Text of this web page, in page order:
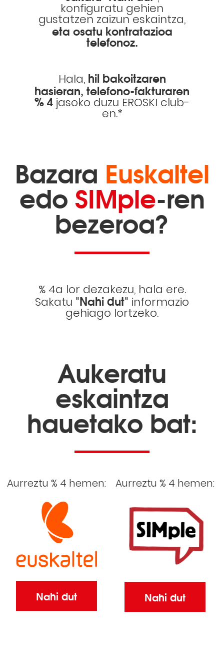
konfiguratu gehien
gustatzen zaizun eskaintza,
eta osatu kontratazioa
telefonoz.
Hala, hil bakoitzaren
hasieran, telefono-fakturaren
% 4 jasoko duzu EROSKI club-
en.*
Bazara Euskaltel
edoSIMple-ren
bezeroa?
% 4a lor dezakezu, hala ere.
Sakatu "Nahi dut" informazio
gehiago lortzeko.
Aukeratu
eskaintza
hauetako bat:
Aurreztu % 4 hemen:
Nahi dut
Aurreztu % 4 hemen:
Nahi dut